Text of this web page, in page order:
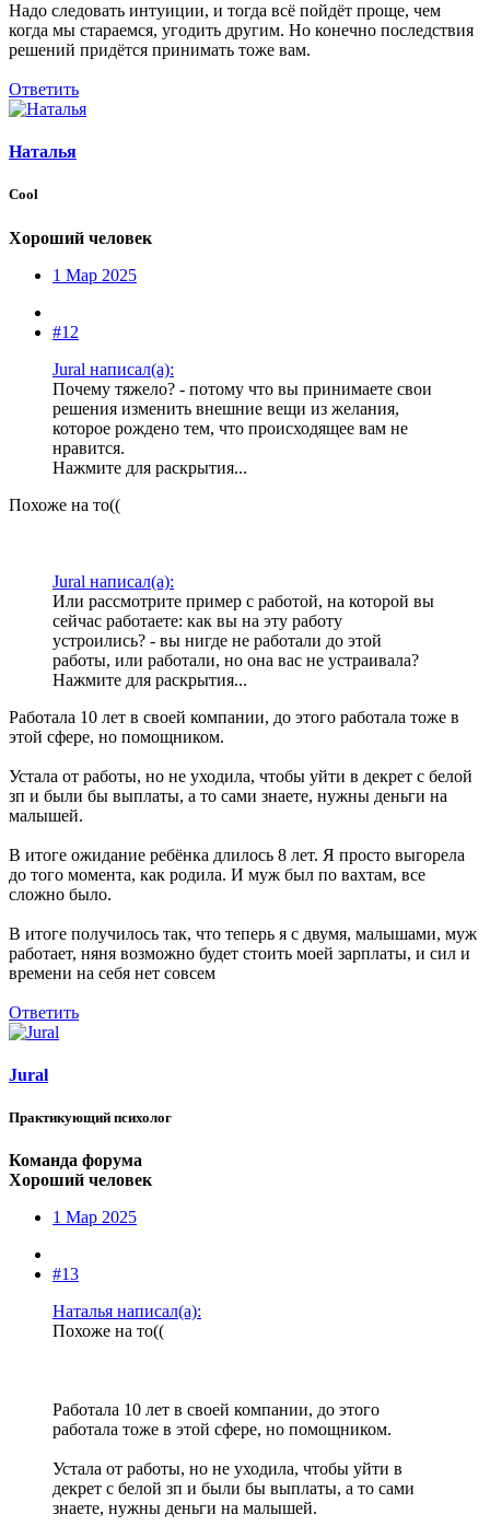
Надо следовать интуиции, и тогда всё пойдёт проще, чем
когда мы стараемся, угодить другим. Но конечно последствия
решений придётся принимать тоже вам.
Ответить
Наталья
Cool
Хороший человек
1 Мар 2025
#12
Jural написал(а):
Почему тяжело? - потому что вы принимаете свои
решения изменить внешние вещи из желания,
которое рождено тем, что происходящее вам не
нравится.
Нажмите для раскрытия...
Похоже на то((
Jural написал(а):
Или рассмотрите пример с работой, на которой вы
сейчас работаете: как вы на эту работу
устроились? - вы нигде не работали до этой
работы, или работали, но она вас не устраивала?
Нажмите для раскрытия...
Работала 10 лет в своей компании, до этого работала тоже в
этой сфере, но помощником.
Устала от работы, но не уходила, чтобы уйти в декрет с белой
зп и были бы выплаты, а то сами знаете, нужны деньги на
малышей.
В итоге ожидание ребёнка длилось 8 лет. Я просто выгорела
до того момента, как родила. И муж был по вахтам, все
сложно было.
В итоге получилось так, что теперь я с двумя, малышами, муж
работает, няня возможно будет стоить моей зарплаты, и сил и
времени на себя нет совсем
Ответить
Jural
Практикующий психолог
Команда форума
Хороший человек
1 Мар 2025
#13
Наталья написал(а):
Похоже на то((
Работала 10 лет в своей компании, до этого
работала тоже в этой сфере, но помощником.
Устала от работы, но не уходила, чтобы уйти в
декрет с белой зп и были бы выплаты, а то сами
знаете, нужны деньги на малышей.